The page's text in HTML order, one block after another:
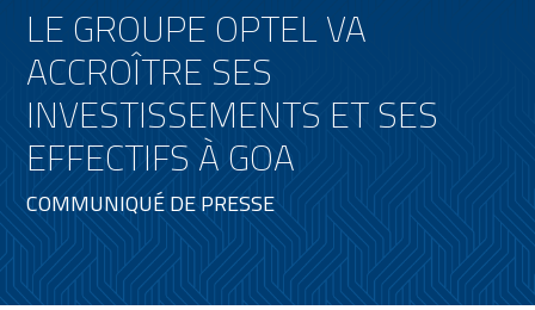
LE GROUPE OPTEL VA
ACCROÎTRE SES
INVESTISSEMENTS ET SES
EFFECTIFS À GOA
COMMUNIQUÉ DE PRESSE